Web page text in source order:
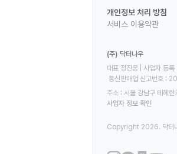
개인정보 처리 방침
서비스 이용약관
(주) 닥터나우
대표 정진웅 | 사업자
통신판매업 신고번호
주소 : 서울 강남구 테헤
사업자 정보 확인
Copyright 2026. 닥터